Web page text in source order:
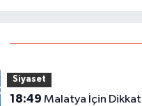
Siyaset
18:49